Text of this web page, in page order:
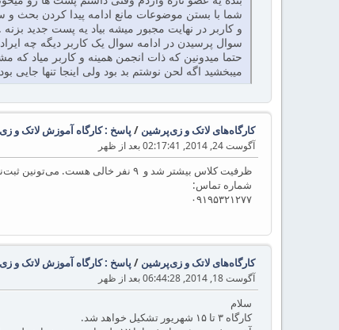
شما با بستن موضوعات مانع ادامه پیدا کردن بحث
و کاربر در نهایت مجبور میشه بیاد یه پست جدید بزنه .
سوال پرسیدن در ادامه سوال یک کاربر دیگه چه
حتما میدونین که ذات انجمن همینه و کاربر میاد
میبخشید اگه لحن نوشتم بد بود ولی اینجا تنها
کارگاه‌های لاتک و زی‌پرشین / پاسخ : کارگاه آموزش لاتک و
آگوست 24, 2014, 02:17:41 بعد از ظهر
ظرفیت کلاس بیشتر شد و ۹ نفر خالی هست. می‌تونین ثبت‌نام کنین.
شماره تماس:
۰۹۱۹۵۳۲۱۲۷۷
کارگاه‌های لاتک و زی‌پرشین / پاسخ : کارگاه آموزش لاتک و
آگوست 18, 2014, 06:44:28 بعد از ظهر
سلام
کارگاه ۳ تا ۱۵ شهریور تشکیل خواهد شد.